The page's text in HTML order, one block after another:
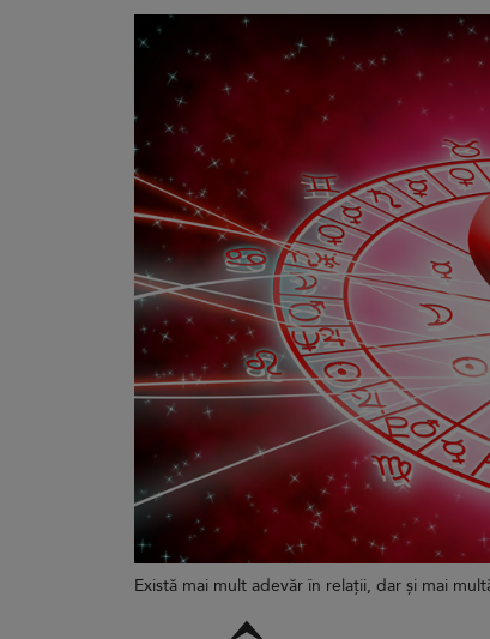
Există mai mult adevăr în relații, dar și mai